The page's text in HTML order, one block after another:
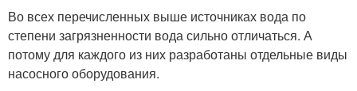
Во всех перечисленных выше источниках вода по
степени загрязненности вода сильно отличаться. А
потому для каждого из них разработаны отдельные виды
насосного оборудования.